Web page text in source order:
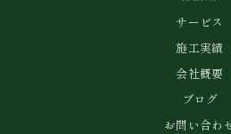
サービス
施工実績
会社概要
ブログ
お問い合わ